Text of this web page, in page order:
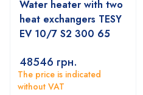
Water heater with two
heat exchangers TESY
EV 10/7 S2 300 65
48546 грн.
The price is indicated
without VAT